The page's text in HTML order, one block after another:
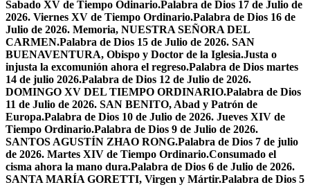
Sabado XV de Tiempo Odinario.Palabra de Dios 17 de Julio de
2026. Viernes XV de Tiempo Ordinario.Palabra de Dios 16 de
Julio de 2026. Memoria, NUESTRA SEÑORA DEL
CARMEN.Palabra de Dios 15 de Julio de 2026. SAN
BUENAVENTURA, Obispo y Doctor de la Iglesia.Justa o
injusta la excomunión ahora el regreso.Palabra de Dios martes
14 de julio 2026.Palabra de Dios 12 de Julio de 2026.
DOMINGO XV DEL TIEMPO ORDINARIO.Palabra de Dios
11 de Julio de 2026. SAN BENITO, Abad y Patrón de
Europa.Palabra de Dios 10 de Julio de 2026. Jueves XIV de
Tiempo Ordinario.Palabra de Dios 9 de Julio de 2026.
SANTOS AGUSTÍN ZHAO RONG.Palabra de Dios 7 de julio
de 2026. Martes XIV de Tiempo Ordinario.Consumado el
cisma ahora la mano dura.Palabra de Dios 6 de Julio de 2026.
SANTA MARÍA GORETTI, Virgen y Mártir.Palabra de Dios 5